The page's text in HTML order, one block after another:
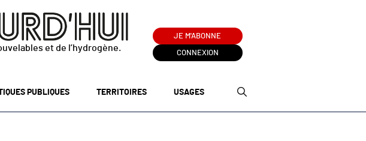
et de l’hydrogène.
JE M'ABONNE
CONNEXION
PUBLIQUES TERRITOIRES USAGES